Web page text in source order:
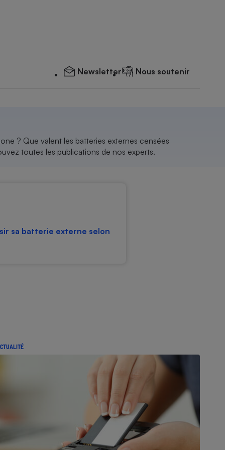
Newsletter Nous soutenir
? Que valent les batteries externes censées
toutes les publications de nos experts.
sa batterie externe selon